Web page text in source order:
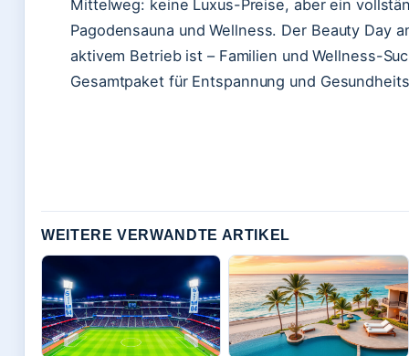
Mittelweg: keine Luxus-Preise, aber ein
Pagodensauna und Wellness. Der Beauty Day
aktivem Betrieb ist – Familien und Wellness-
Gesamtpaket für Entspannung und
WEITERE VERWANDTE ARTIKEL